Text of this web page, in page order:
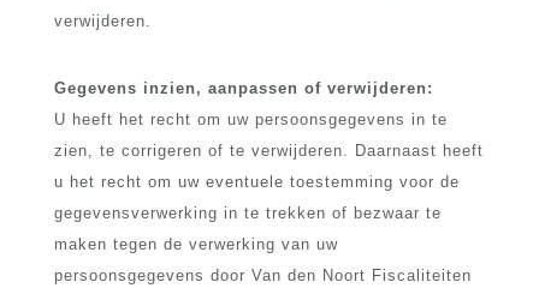
verwijderen.
Gegevens inzien, aanpassen of verwijderen:
U heeft het recht om uw persoonsgegevens in te
zien, te corrigeren of te verwijderen. Daarnaast heeft
u het recht om uw eventuele toestemming voor de
gegevensverwerking in te trekken of bezwaar te
maken tegen de verwerking van uw
persoonsgegevens door Van den Noort Fiscaliteiten